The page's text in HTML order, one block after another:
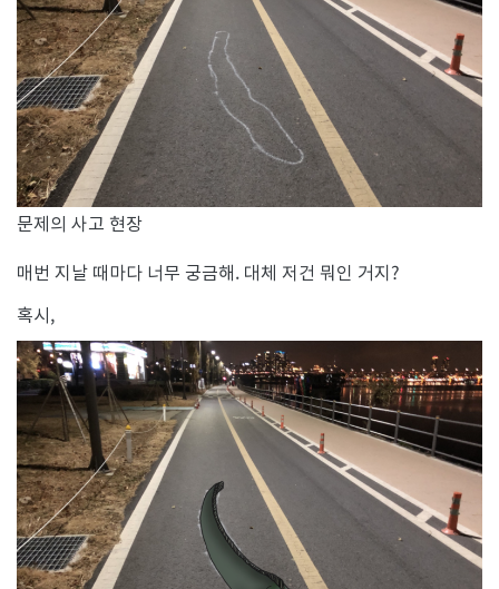
문제의 사고 현장
매번 지날 때마다 너무 궁금해. 대체 저건 뭐인 거지?
혹시,